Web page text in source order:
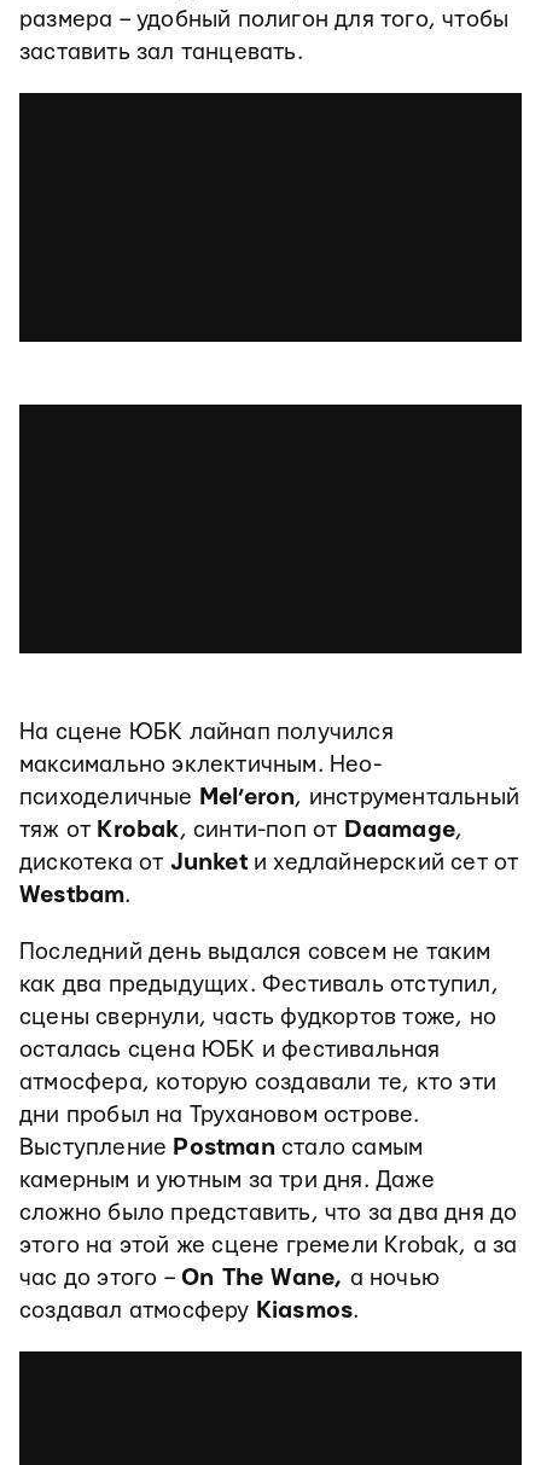
размера – удобный полигон для того, чтобы
заставить зал танцевать.
На сцене ЮБК лайнап получился
максимально эклектичным. Нео-
психоделичные Mel’eron, инструментальный
тяж от Krobak, синти-поп от Daamage,
дискотека от Junketи хедлайнерский сет от
Westbam.
Последний день выдался совсем не таким
как два предыдущих. Фестиваль отступил,
сцены свернули, часть фудкортов тоже, но
осталась сцена ЮБК и фестивальная
атмосфера, которую создавали те, кто эти
дни пробыл на Трухановом острове.
Выступление Postmanстало самым
камерным и уютным за три дня. Даже
сложно было представить, что за два дня до
этого на этой же сцене гремели Krobak, а за
час до этого – On The Wane, а ночью
создавал атмосферу Kiasmos.